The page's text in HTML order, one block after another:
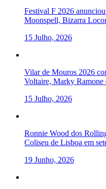
Festival F 2026
Moonspell, Bizarra
15 Julho, 2026
Vilar de Mouros 2026
Voltaire, Marky Ramone
15 Julho, 2026
Ronnie Wood dos
Coliseu de Lisboa em
19 Junho, 2026